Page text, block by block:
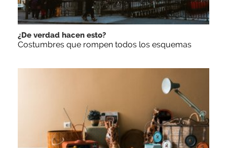
¿De verdad hacen esto?
Costumbres que rompen todos los esquemas